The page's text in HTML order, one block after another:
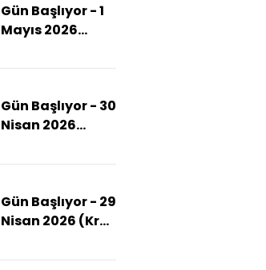
Gün Başlıyor - 1
Mayıs 2026
Emekçinin Günü:
Gün Başlıyor - 30
Nisan 2026
Sumud
Müdahale)
Gün Başlıyor - 29
Nisan 2026 (Kral
Kongresi'nde